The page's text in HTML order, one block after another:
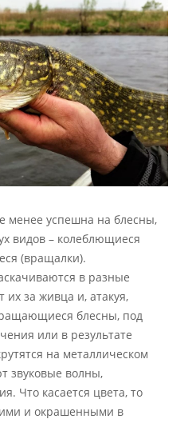
менее успешна на блесны,
видов – колеблющиеся
(вращалки).
в разные
за живца и, атакуя,
блесны, под
или в результате
на металлическом
звуковые волны,
Что касается цвета, то
и окрашенными в